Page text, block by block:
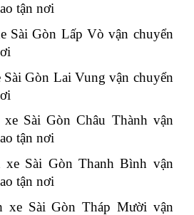
tận nơi
Sài Gòn Lấp Vòvận chuyển
Sài Gòn Lai Vung vận chuyển
xe Sài GònChâu Thành vận
tận nơi
xe Sài Gòn Thanh Bình vận
tận nơi
xe Sài GònTháp Mười vận